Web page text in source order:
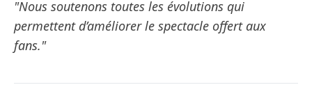
"Nous soutenons toutes les évolutions qui
permettent d’améliorer le spectacle offert aux
fans."